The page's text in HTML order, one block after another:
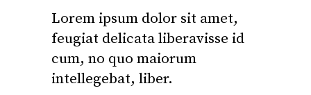
Lorem ipsum dolor sit amet,
feugiat delicata liberavisse id
cum, no quo maiorum
intellegebat, liber.